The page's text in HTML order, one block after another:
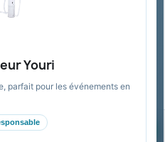
Youri
parfait pour les événements en
facturation Chorus Pro
droits réservés